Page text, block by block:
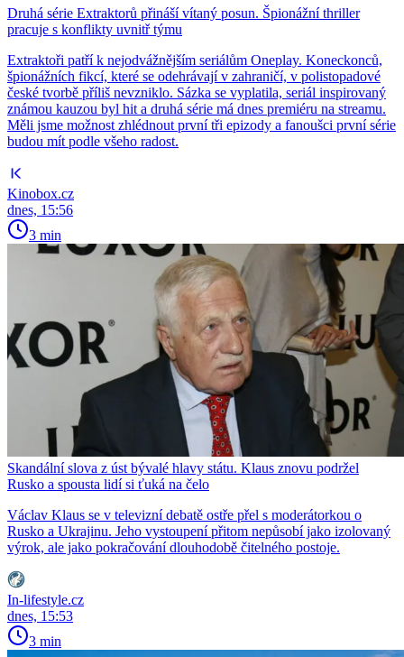
Druhá série Extraktorů přináší vítaný posun. Špionážní thriller
pracuje s konflikty uvnitř týmu
Extraktoři patří k nejodvážnějším seriálům Oneplay. Koneckonců,
špionážních fikcí, které se odehrávají v zahraničí, v polistopadové
české tvorbě příliš nevzniklo. Sázka se vyplatila, seriál inspirovaný
známou kauzou byl hit a druhá série má dnes premiéru na streamu.
Měli jsme možnost zhlédnout první tři epizody a fanoušci první série
budou mít podle všeho radost.
Kinobox.cz
dnes, 15:56
3 min
Skandální slova z úst bývalé hlavy státu. Klaus znovu podržel
Rusko a spousta lidí si ťuká na čelo
Václav Klaus se v televizní debatě ostře přel s moderátorkou o
Rusko a Ukrajinu. Jeho vystoupení přitom nepůsobí jako izolovaný
výrok, ale jako pokračování dlouhodobě čitelného postoje.
In-lifestyle.cz
dnes, 15:53
3 min